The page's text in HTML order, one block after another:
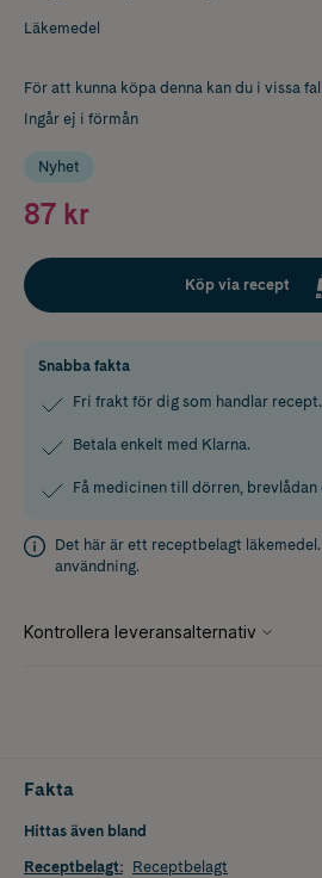
Läkemedel
För att kunna köpa denna kan du i vissa
Ingår ej i förmån
Nyhet
87 kr
Köp via recept
Snabba fakta
Fri frakt för dig som handlar recept.
Betala enkelt med Klarna.
Få medicinen till dörren, brevlådan
Det här är ett receptbelagt läkemedel.
användning.
Fakta
Hittas även bland
Receptbelagt: Receptbelagt